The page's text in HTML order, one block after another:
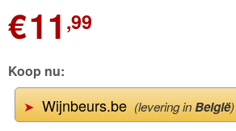
€11 ,99
Koop nu:
➤Wijnbeurs.be(levering inBelgië)